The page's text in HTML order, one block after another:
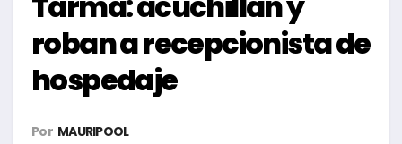
roban a recepcionista de
hospedaje
Por MAURIPOOL